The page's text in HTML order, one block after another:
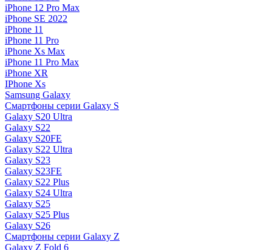
iPhone 12 Pro Max
iPhone SE 2022
iPhone 11
iPhone 11 Pro
iPhone Xs Max
iPhone 11 Pro Max
iPhone XR
IPhone Xs
Samsung Galaxy
Смартфоны серии Galaxy S
Galaxy S20 Ultra
Galaxy S22
Galaxy S20FE
Galaxy S22 Ultra
Galaxy S23
Galaxy S23FE
Galaxy S22 Plus
Galaxy S24 Ultra
Galaxy S25
Galaxy S25 Plus
Galaxy S26
Смартфоны серии Galaxy Z
Galaxy Z Fold 6